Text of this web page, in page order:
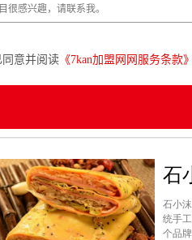
同意并阅读 《7kan加盟网网服务条款》
石小
统手
个品